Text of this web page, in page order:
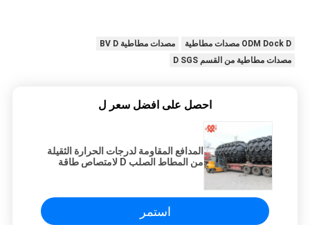
ODM Dock D مصدات مطاطية
مصدات مطاطية BV D
مصدات مطاطية من القسم D SGS
احصل على افضل سعر ل
المدافع المقاومة لدرجات الحرارة الثقيلة
من المطاط الصلب D لامتصاص طاقة
استمر